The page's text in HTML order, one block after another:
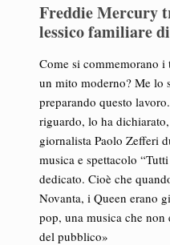
Freddie Mercury
lessico familiare
Come si commemorano i
un mito moderno? Me lo
preparando questo
riguardo, lo ha
giornalista Paolo Zefferi
musica e spettacolo
dedicato. Cioè che
Novanta, i Queen erano
pop, una musica che non
del pubblico»